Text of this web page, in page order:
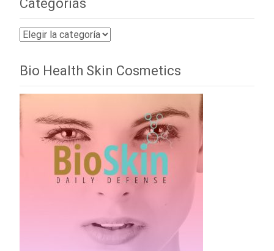
Categorías
Categorías
Bio Health Skin Cosmetics